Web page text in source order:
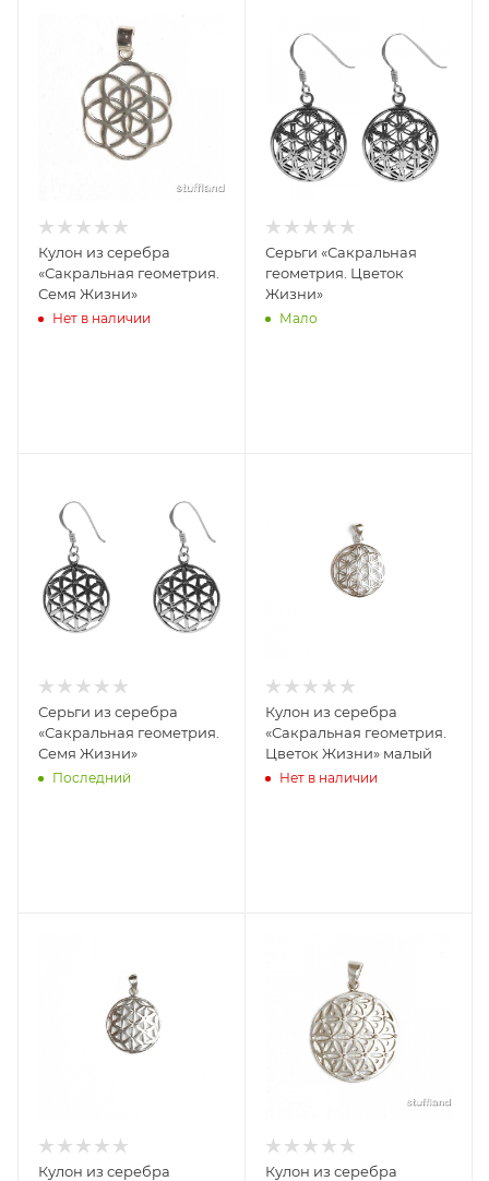
Кулон из серебра
«Сакральная геометрия.
Семя Жизни»
Нет в наличии
Серьги «Сакральная
геометрия. Цветок
Жизни»
Мало
Серьги из серебра
«Сакральная геометрия.
Семя Жизни»
Последний
Кулон из серебра
«Сакральная геометрия.
Цветок Жизни» малый
Нет в наличии
Кулон из серебра Кулон из серебра